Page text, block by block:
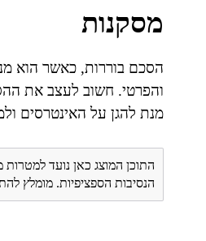
מסקנות
הסכם בוררות, כאשר הוא
והפרטי. חשוב לעצב את
מנת להגן על האינטרסים
התוכן המוצג כאן נועד למטרות
הנסיבות הספציפיות. מומלץ